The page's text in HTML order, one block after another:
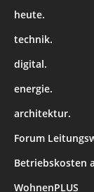
heute.
technik.
digital.
energie.
architektur.
Forum
Betriebskosten
WohnenPLUS